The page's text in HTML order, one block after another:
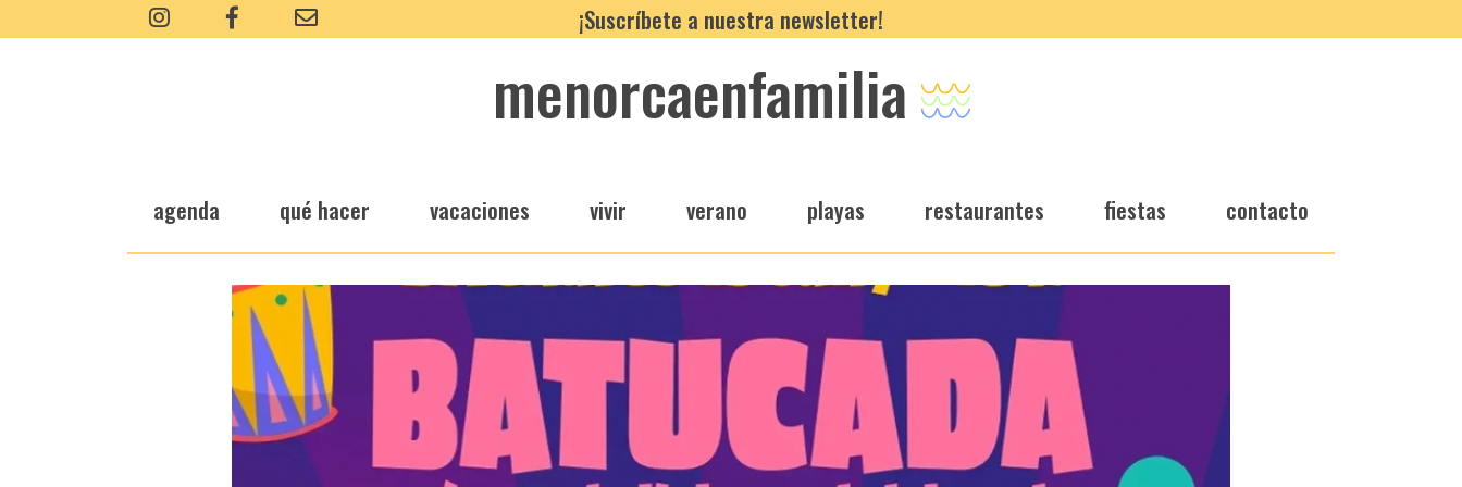
¡Suscríbete a nuestra newsletter!
menorcaenfamilia
agenda qué hacer vacaciones vivir verano playas restaurantes fiestas contacto